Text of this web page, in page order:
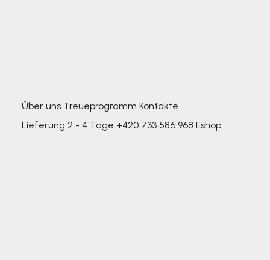
Über uns Treueprogramm Kontakte
Lieferung 2 - 4 Tage +420 733 586 968 Eshop